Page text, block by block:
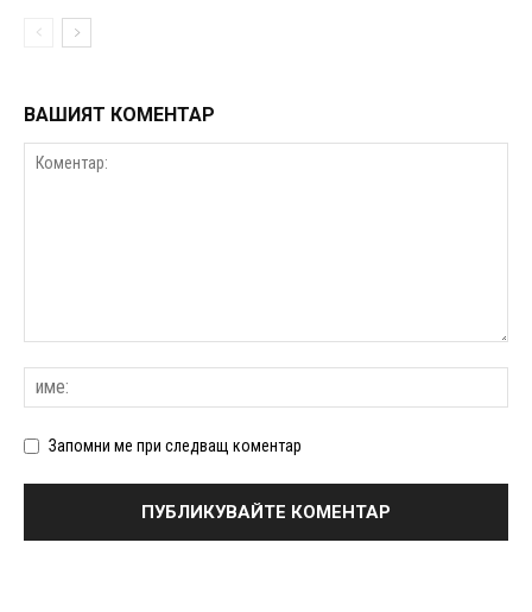
ВАШИЯТ КОМЕНТАР
Запомни ме при следващ коментар